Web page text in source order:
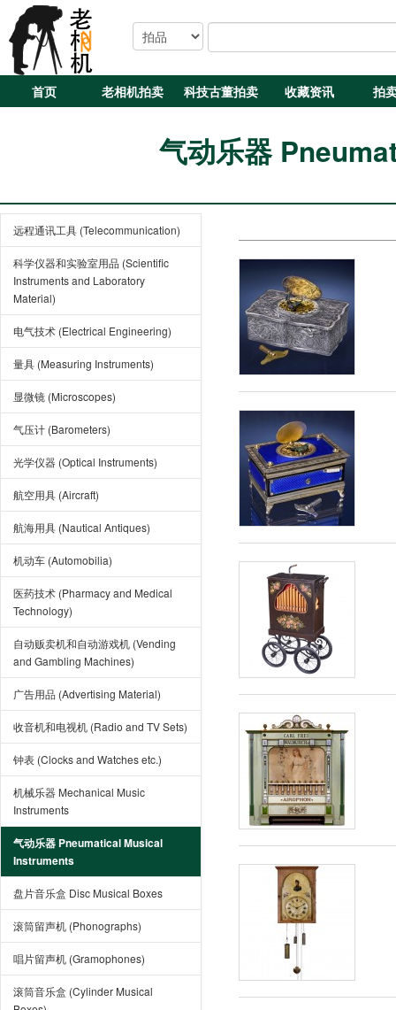
首页 老相机拍卖 科技古董拍卖 收藏资讯 拍
气动乐器
远程通讯工具 (Telecommunication)
科学仪器和实验室用品 (Scientific
Instruments and Laboratory
Material)
电气技术 (Electrical Engineering)
量具 (Measuring Instruments)
显微镜 (Microscopes)
气压计 (Barometers)
光学仪器 (Optical Instruments)
航空用具 (Aircraft)
航海用具 (Nautical Antiques)
机动车 (Automobilia)
医药技术 (Pharmacy and Medical
Technology)
自动贩卖机和自动游戏机 (Vending
and Gambling Machines)
广告用品 (Advertising Material)
收音机和电视机 (Radio and TV Sets)
钟表 (Clocks and Watches etc.)
机械乐器 Mechanical Music
Instruments
气动乐器 Pneumatical Musical
Instruments
盘片音乐盒 Disc Musical Boxes
滚筒留声机 (Phonographs)
唱片留声机 (Gramophones)
滚筒音乐盒 (Cylinder Musical